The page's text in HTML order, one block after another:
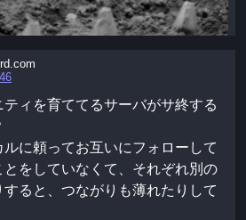
ティを育ててるサーバがサ終する
に頼ってお互いにフォローして
をしていなくて、それぞれ別の
ると、つながりも薄れたりして